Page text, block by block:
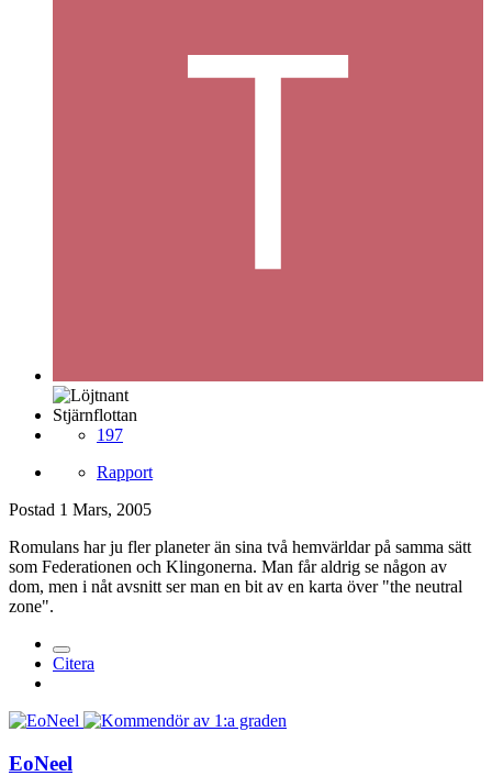
Stjärnflottan
197
Rapport
Postad 1 Mars, 2005
Romulans har ju fler planeter än sina två hemvärldar på samma sätt
som Federationen och Klingonerna. Man får aldrig se någon av
dom, men i nåt avsnitt ser man en bit av en karta över "the neutral
zone".
Citera
EoNeel